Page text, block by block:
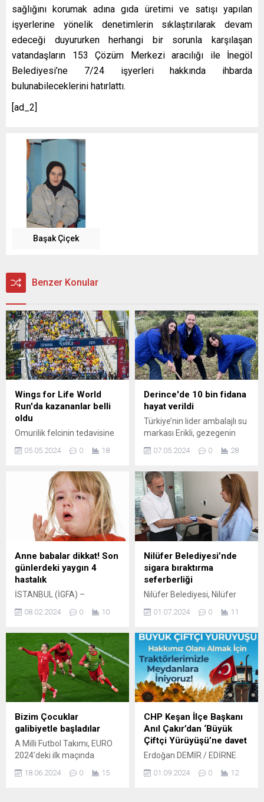
sağlığını korumak adına gıda üretimi ve satışı yapılan
işyerlerine yönelik denetimlerin sıklaştırılarak devam
edeceği duyururken herhangi bir sorunla karşılaşan
vatandaşların 153 Çözüm Merkezi aracılığı ile İnegöl
Belediyesi’ne 7/24 işyerleri hakkında ihbarda
bulunabileceklerini hatırlattı.
[ad_2]
Başak Çiçek
Benzer Konular
Wings for Life World
Run'da kazananlar belli
oldu
Omurilik felcinin tedavisine
sağlayan dünyanın en büyük
World Run’da kazananlar
belli oldu. İSTANBUL (İGFA)
– Omurilik felcinin
tedavisine yönelik
araştırmalara fon sağlamak
amacıyla düzenlenen Wings
for Life World Run, binlerce
kişinin katılımıyla
tamamlandı. İstanbul
Isparta, Bursa, İzmir ve
Mersin’de...
05.05.2024 0 18
Derince'de 10 bin fidana
hayat verildi
Türkiye’nin lider ambalajlı su
markası Erikli, gezegenin
yaratmak amacıyla Ege
bin fidanlık “Erikli Hatıra
Ormanı”na hayat verdi.
KOCAELİ (İGFA) – Erikli,
ülkenin yeşil mirasına 10 bin
fidanla katkı sundu. Migros
ortaklığında 1-14 Ocak
tarihlerinde Erikli ürünlerinin
satışından elde...
07.05.2024 0 28
Anne babalar dikkat! Son
günlerdeki yaygın 4
hastalık
İSTANBUL (İGFA) –
sistemi çok daha zayıf olan
konuşma esnasında havaya
yayılan damlacıklardaki virüs
ve bakteriler nedeniyle son
günlerde çok sık
hastalanıyor. Çocuk Sağlığı
ve Hastalıkları Uzmanı Dr.
Elida Yüksel, kirli ellerin yüze
sürülmesi, bulunulan
ortamın düzenli
havalandırılmaması ve
öksürüp hapşırırken
havaya...
08.02.2024 0 10
Nilüfer Belediyesi’nde
sigara bıraktırma
seferberliği
Nilüfer Belediyesi, Nilüfer
işbirliğiyle ‘Sigara Bıraktırma
Sigaranın zararlarının
anlatıldığı projede
çalışanların ve toplum
sağlığının iyileştirilmesi
hedefleniyor. BURSA (İGFA)
– Nilüfer Belediyesi, sağlıklı
bir çalışma ortamı sağlamak
ve sigara kullanımına bağlı
hastalıkları önlemek
amacıyla Nilüfer İlçe Sağlık
Müdürlüğü ile önemli bir
projeyi hayata geçirdi.
01.07.2024 0 11
Bizim Çocuklar
galibiyetle başladılar
A Milli Futbol Takımı, EURO
2024’deki ilk maçında
turnuvaya galibiyetle
18.06.2024 0 15
CHP Keşan İlçe Başkanı
Anıl Çakır’dan ‘Büyük
Çiftçi Yürüyüşü’ne davet
Erdoğan DEMİR / EDİRNE
programına göre 3 Eylül
01.09.2024 0 12